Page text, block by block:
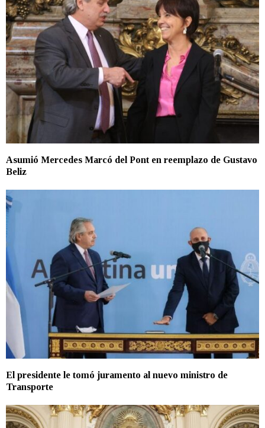
Asumió Mercedes Marcó del Pont en reemplazo de Gustavo
Beliz
El presidente le tomó juramento al nuevo ministro de
Transporte